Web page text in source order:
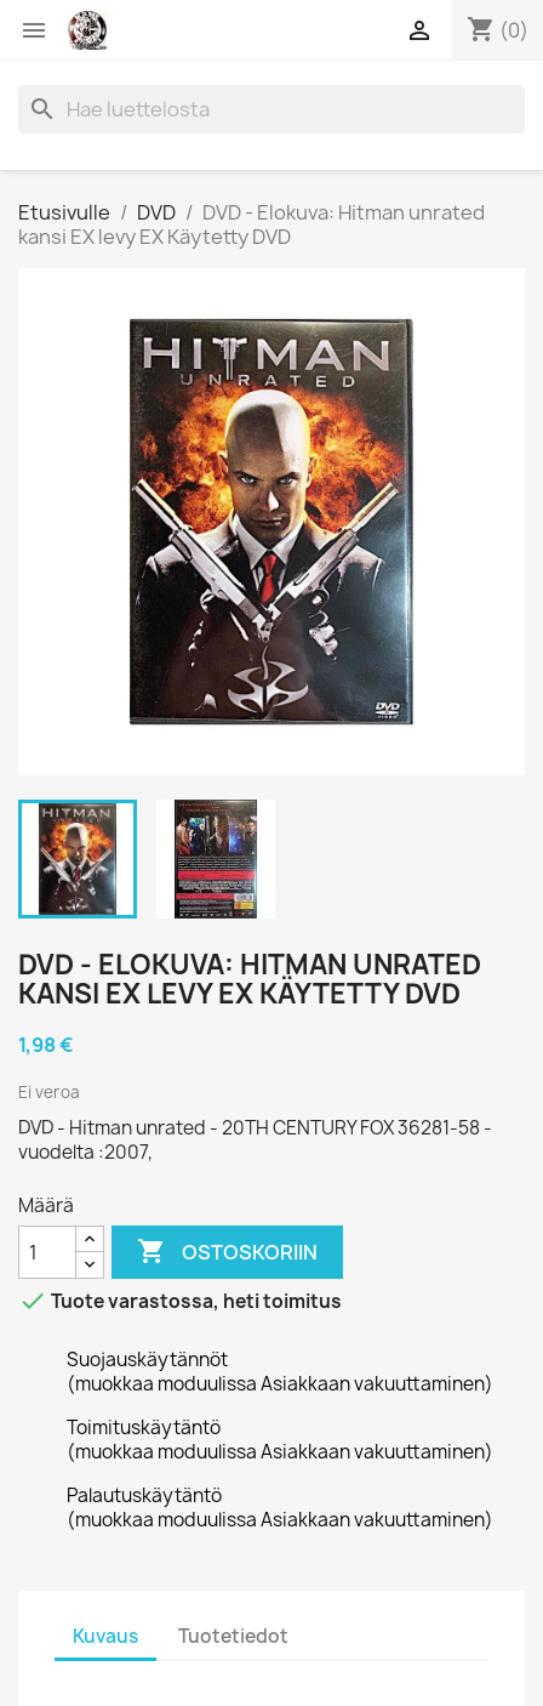
 shopping_cart (0)

search
Etusivulle DVD
DVD - Elokuva: Hitman unrated
kansi EX levy EX Käytetty DVD
DVD - ELOKUVA: HITMAN UNRATED
KANSI EX LEVY EX KÄYTETTY DVD
1,98 €
Ei veroa
DVD - Hitman unrated - 20TH CENTURY FOX 36281-58 -
vuodelta :2007,
Määrä
 OSTOSKORIIN
 Tuote varastossa, heti toimitus
Suojauskäytännöt
(muokkaa moduulissa Asiakkaan vakuuttaminen)
Toimituskäytäntö
(muokkaa moduulissa Asiakkaan vakuuttaminen)
Palautuskäytäntö
(muokkaa moduulissa Asiakkaan vakuuttaminen)
Kuvaus Tuotetiedot